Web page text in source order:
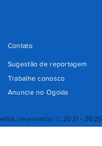
reservados © 2021 - 2025
Sugestão de reportagem
Trabalhe conosco
Anuncie no Ogoiás
Contato